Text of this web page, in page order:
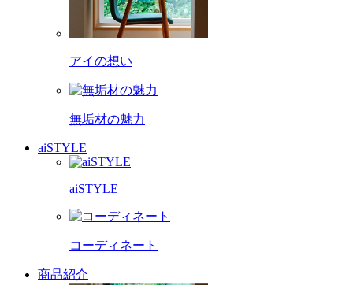
アイの想い
無垢材の魅力
aiSTYLE
aiSTYLE
コーディネート
商品紹介